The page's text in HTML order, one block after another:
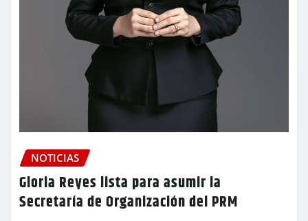
NOTICIAS
Gloria Reyes lista para asumir la
Secretaría de Organización del PRM